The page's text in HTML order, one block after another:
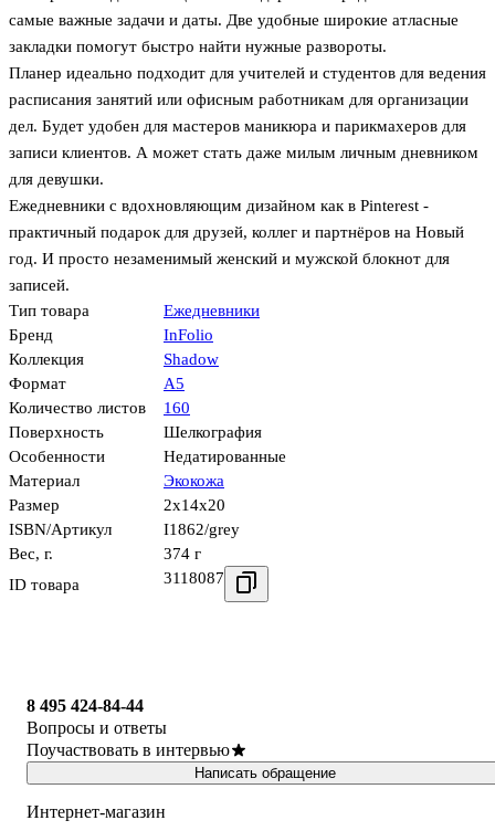
самые важные задачи и даты. Две удобные широкие атласные
закладки помогут быстро найти нужные развороты.
Планер идеально подходит для учителей и студентов для ведения
расписания занятий или офисным работникам для организации
дел. Будет удобен для мастеров маникюра и парикмахеров для
записи клиентов. А может стать даже милым личным дневником
для девушки.
Ежедневники с вдохновляющим дизайном как в Pinterest -
практичный подарок для друзей, коллег и партнёров на Новый
год. И просто незаменимый женский и мужской блокнот для
записей.
Тип товара
Ежедневники
Бренд
InFolio
Коллекция
Shadow
Формат
А5
Количество листов
160
Поверхность
Шелкография
Особенности
Недатированные
Материал
Экокожа
Размер
2x14x20
ISBN/Артикул
I1862/grey
Вес, г.
374 г
ID товара
3118087
8 495 424-84-44
Вопросы и ответы
Поучаствовать в интервью
Написать обращение
Интернет-магазин